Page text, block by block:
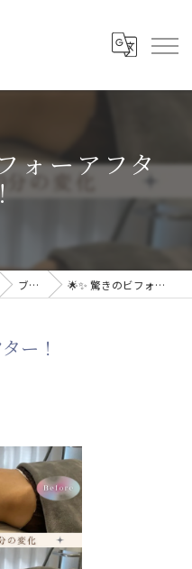
ォーアフタ
ブログ 🌟✨ 驚きのビフォーアフター！
ー！